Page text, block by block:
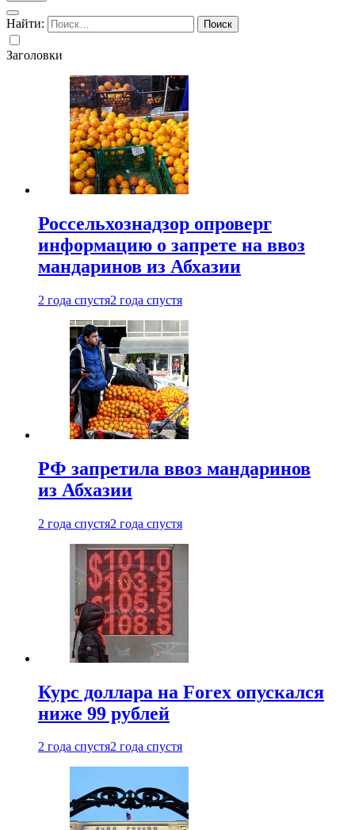
Найти:
Заголовки
Россельхознадзор опроверг
информацию о запрете на ввоз
мандаринов из Абхазии
2 года спустя2 года спустя
РФ запретила ввоз мандаринов
из Абхазии
2 года спустя2 года спустя
Курс доллара на Forex опускался
ниже 99 рублей
2 года спустя2 года спустя